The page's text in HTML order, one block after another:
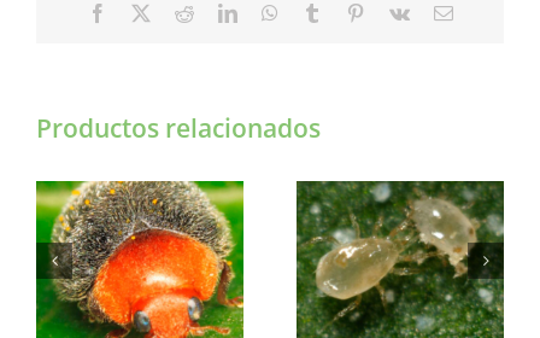
Facebook RedditLinkedInWhatsApp
Tumblr Pinterest
Vk
Correo
Productos relacionados
CRYPTOLAEMUS
MIP
SWIRSKII MIP